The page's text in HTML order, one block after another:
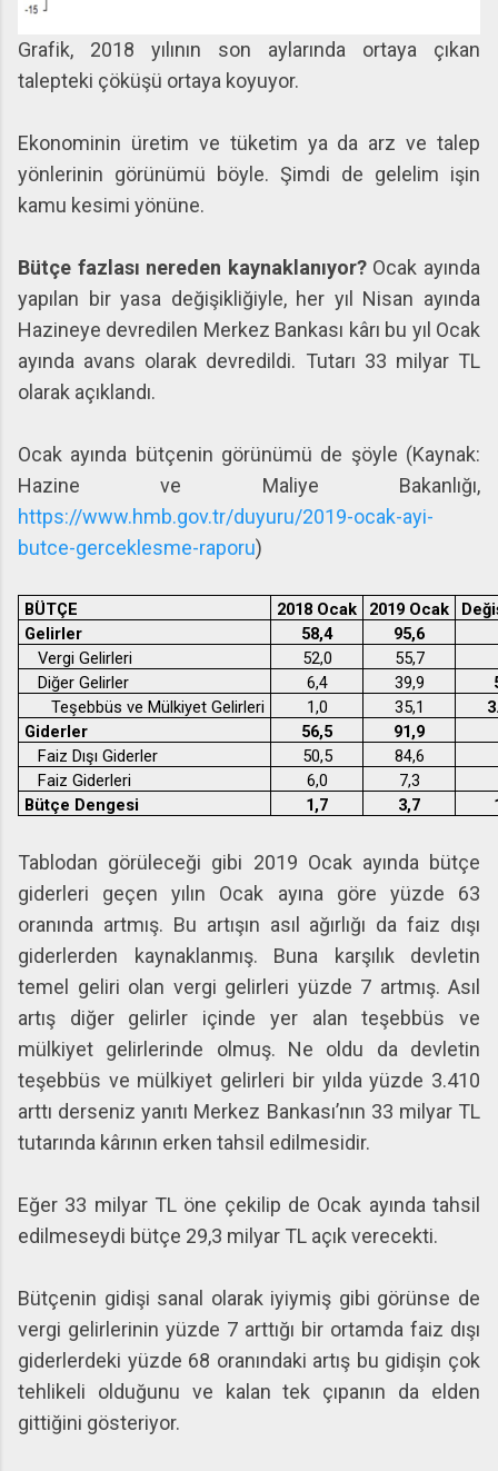
Grafik, 2018 yılının son aylarında ortaya çıkan
talepteki çöküşü ortaya koyuyor.
Ekonominin üretim ve tüketim ya da arz ve talep
yönlerinin görünümü böyle. Şimdi de gelelim işin
kamu kesimi yönüne.
Bütçe fazlası nereden kaynaklanıyor? Ocak ayında
yapılan bir yasa değişikliğiyle, her yıl Nisan ayında
Hazineye devredilen Merkez Bankası kârı bu yıl Ocak
ayında avans olarak devredildi. Tutarı 33 milyar TL
olarak açıklandı.
Ocak ayında bütçenin görünümü de şöyle (Kaynak:
Hazine ve Maliye Bakanlığı,
https://www.hmb.gov.tr/duyuru/2019-ocak-ayi-
butce-gerceklesme-raporu)
BÜTÇE 2018 Ocak 2019 Ocak
Gelirler
58,4
95,6
Vergi Gelirleri
52,0
55,7
Diğer Gelirler
6,4 39,9
Teşebbüs ve Mülkiyet Gelirleri
1,0 35,1
Giderler
56,5
91,9
Faiz Dışı Giderler
50,5
84,6
Faiz Giderleri
6,0
7,3
Bütçe Dengesi
1,7 3,7
Tablodan görüleceği gibi 2019 Ocak ayında bütçe
giderleri geçen yılın Ocak ayına göre yüzde 63
oranında artmış. Bu artışın asıl ağırlığı da faiz dışı
giderlerden kaynaklanmış. Buna karşılık devletin
temel geliri olan vergi gelirleri yüzde 7 artmış. Asıl
artış diğer gelirler içinde yer alan teşebbüs ve
mülkiyet gelirlerinde olmuş. Ne oldu da devletin
teşebbüs ve mülkiyet gelirleri bir yılda yüzde 3.410
arttı derseniz yanıtı Merkez Bankası’nın 33 milyar TL
tutarında kârının erken tahsil edilmesidir.
Eğer 33 milyar TL öne çekilip de Ocak ayında tahsil
edilmeseydi bütçe 29,3 milyar TL açık verecekti.
Bütçenin gidişi sanal olarak iyiymiş gibi görünse de
vergi gelirlerinin yüzde 7 arttığı bir ortamda faiz dışı
giderlerdeki yüzde 68 oranındaki artış bu gidişin çok
tehlikeli olduğunu ve kalan tek çıpanın da elden
gittiğini gösteriyor.